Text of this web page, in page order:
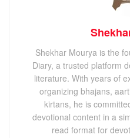
Shekhar Mourya is the
Diary, a trusted platform
literature. With years of
organizing bhajans,
kirtans, he is
devotional content in a
read format for